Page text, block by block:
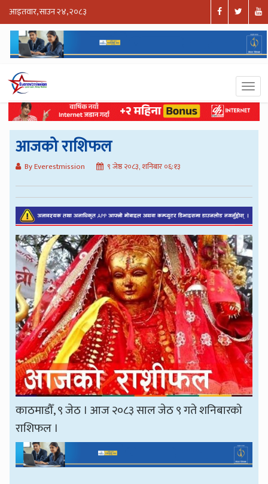
आइतवार, साउन २४, २०८३
आजको राशिफल
By Everestmission ९ जेष्ठ २०८३, शनिबार ०६:१३
काठमाडौँ, ९ जेठ । आज २०८३ साल जेठ ९ गते शनिबारको
राशिफल ।